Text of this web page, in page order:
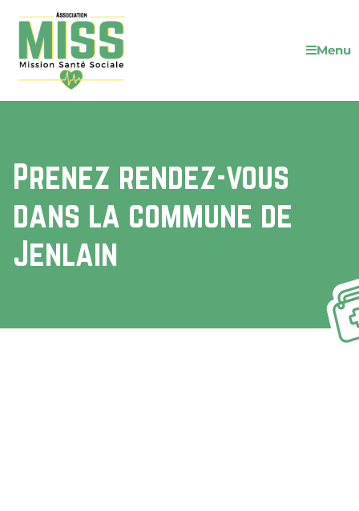
Menu
Prenez rendez-vous
dans la commune de
Jenlain